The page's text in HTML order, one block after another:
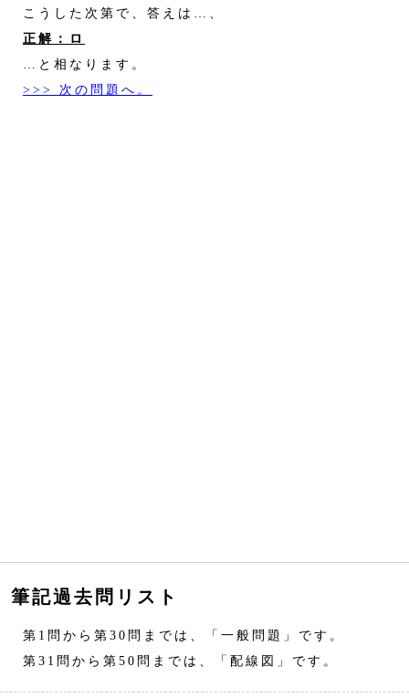
こうした次第で、答えは…、
正解：ロ
…と相なります。
>>> 次の問題へ。
筆記過去問リスト
第1問から第30問までは、「一般問題」です。
第31問から第50問までは、「配線図」です。